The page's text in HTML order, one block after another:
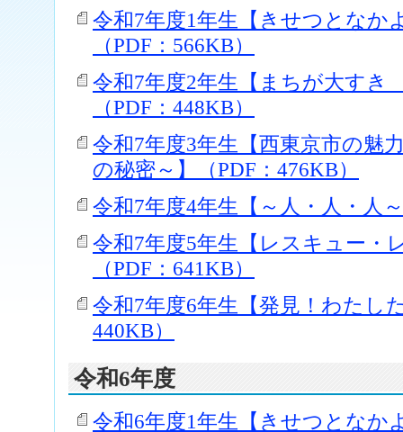
令和7年度1年生【きせつとな
（PDF：566KB）
令和7年度2年生【まちが大す
（PDF：448KB）
令和7年度3年生【西東京市の魅
の秘密～】（PDF：476KB）
令和7年度4年生【～人・人・人
令和7年度5年生【レスキュー・
（PDF：641KB）
令和7年度6年生【発見！わたし
440KB）
令和6年度
令和6年度1年生【きせつとなか